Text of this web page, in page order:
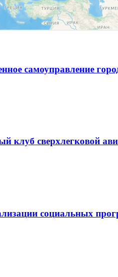
самоуправление
клуб сверхлегковой
реализации